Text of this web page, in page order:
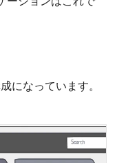
なっています。